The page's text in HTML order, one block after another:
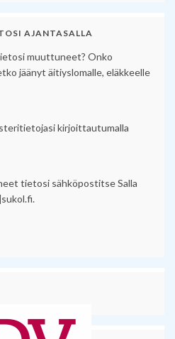
AJANTASALLA
muuttuneet? Onko
jäänyt äitiyslomalle, eläkkeelle
kirjoittautumalla
tietosi sähköpostitse Salla